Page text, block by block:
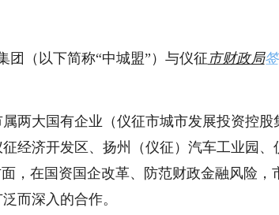
团（以下简称“中城盟”）与仪征 市财政局
两大国有企业（仪征市城市发展投资控
经济开发区、扬州（仪征）汽车工业园
，在国资国企改革、防范财政金融风险，
而深入的合作。